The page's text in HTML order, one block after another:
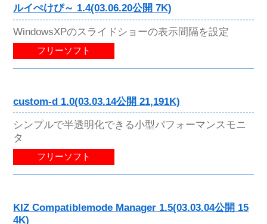
ルイぺけぴ～ 1.4(03.06.20公開 7K)
WindowsXPのスライドショーの表示間隔を設定
フリーソフト
custom-d 1.0(03.03.14公開 21,191K)
シンプルで半透明化できる小型パフォーマンスモニ
タ
フリーソフト
KIZ Compatiblemode Manager 1.5(03.03.04公開 15
4K)